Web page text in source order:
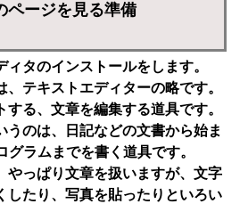
ページを見る準備
タのインストールをします。
テキストエディターの略です。
る、文章を編集する道具です。
うのは、日記などの文書から始ま
ラムまでを書く道具です。
やっぱり文章を扱いますが、文字
したり、写真を貼ったりといろい